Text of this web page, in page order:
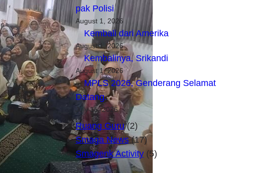
pak Polisi
August 1, 2026
Kembali dari Amerika
August 1, 2026
Kembalinya, Srikandi
August 1, 2026
MPLS 2026, Genderang Selamat
Datang.
July 15, 2026
Ruang Guru(2)
Smaga News(17)
Smagenk Activity(5)